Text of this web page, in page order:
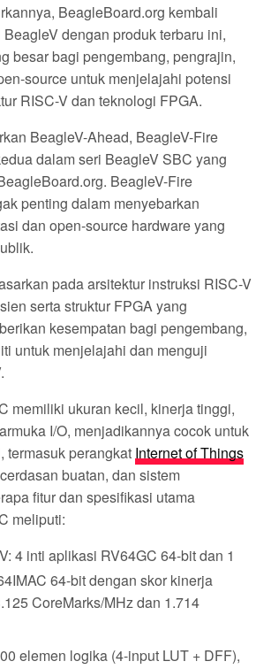
BeagleBoard.org kembali
dengan produk terbaru ini,
besar bagi pengembang, pengrajin,
source untuk menjelajahi potensi
RISC-V dan teknologi FPGA.
BeagleV-Ahead, BeagleV-Fire
dalam seri BeagleV SBC yang
BeagleV-Fire
penting dalam menyebarkan
dan open-source hardware yang
pada arsitektur instruksi RISC-V
serta struktur FPGA yang
kesempatan bagi pengembang,
untuk menjelajahi dan menguji
memiliki ukuran kecil, kinerja tinggi,
I/O, menjadikannya cocok untuk
termasuk perangkat Internet of Things
buatan, dan sistem
fitur dan spesifikasi utama
meliputi:
4 inti aplikasi RV64GC 64-bit dan 1
64-bit dengan skor kinerja
CoreMarks/MHz dan 1.714
elemen logika (4-input LUT + DFF),